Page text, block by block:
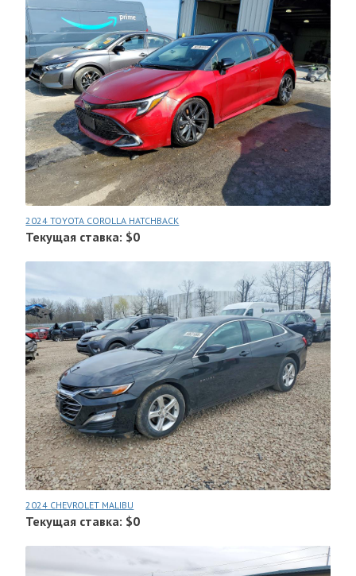
2024 TOYOTA COROLLA HATCHBACK
Текущая ставка: $0
2024 CHEVROLET MALIBU
Текущая ставка: $0